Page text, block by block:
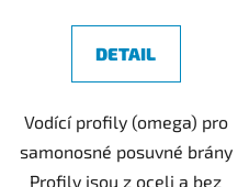
DETAIL
Vodící profily (omega) pro
samonosné posuvné brány
Profily jsou z oceli a bez